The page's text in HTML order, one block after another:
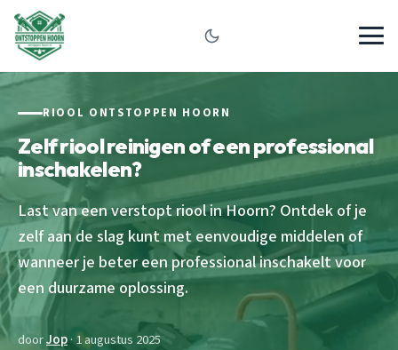
RIOOL ONTSTOPPEN HOORN
Zelf riool reinigen of een professional
inschakelen?
Last van een verstopt riool in Hoorn? Ontdek of je
zelf aan de slag kunt met eenvoudige middelen of
wanneer je beter een professional inschakelt voor
een duurzame oplossing.
doorJop· 1 augustus 2025